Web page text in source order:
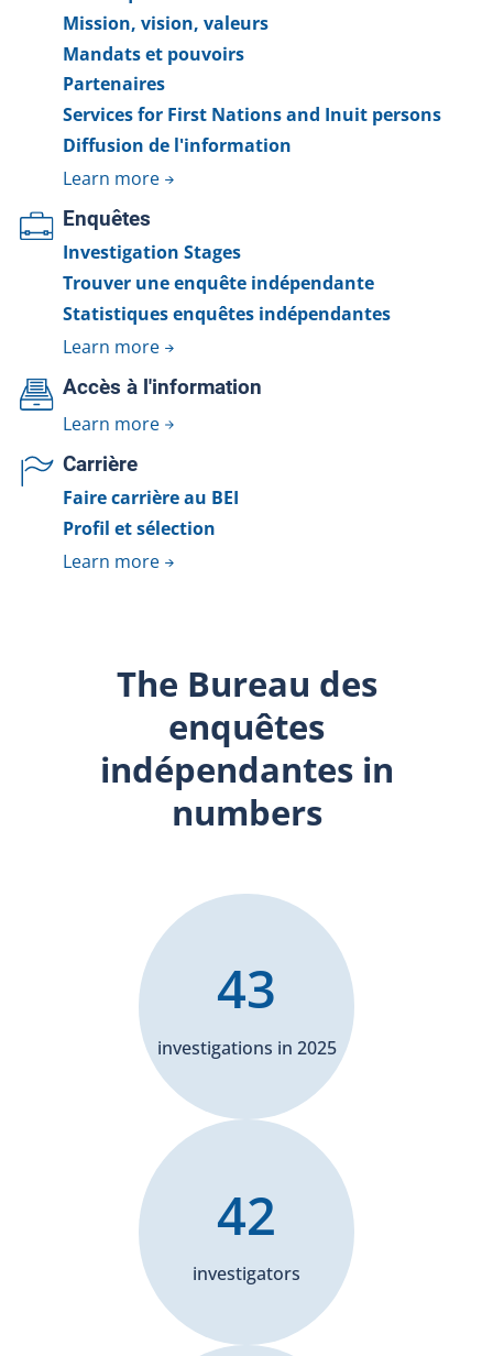
Mission, vision, valeurs
Mandats et pouvoirs
Partenaires
Services for First Nations and Inuit persons
Diffusion de l'information
Learn more
Enquêtes
Investigation Stages
Trouver une enquête indépendante
Statistiques enquêtes indépendantes
Learn more
Accès à l'information
Learn more
Carrière
Faire carrière au BEI
Profil et sélection
Learn more
The Bureau des
enquêtes
indépendantes in
numbers
investigations in 2025
43
investigators
42